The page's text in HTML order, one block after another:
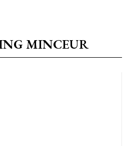
MINCEUR